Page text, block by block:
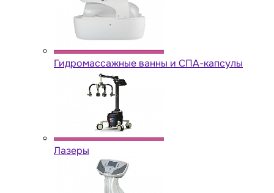
Гидромассажные ванны и СПА-капсулы
Лазеры